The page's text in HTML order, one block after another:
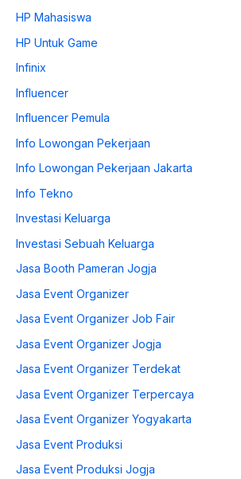
HP Mahasiswa
HP Untuk Game
Infinix
Influencer
Influencer Pemula
Info Lowongan Pekerjaan
Info Lowongan Pekerjaan Jakarta
Info Tekno
Investasi Keluarga
Investasi Sebuah Keluarga
Jasa Booth Pameran Jogja
Jasa Event Organizer
Jasa Event Organizer Job Fair
Jasa Event Organizer Jogja
Jasa Event Organizer Terdekat
Jasa Event Organizer Terpercaya
Jasa Event Organizer Yogyakarta
Jasa Event Produksi
Jasa Event Produksi Jogja